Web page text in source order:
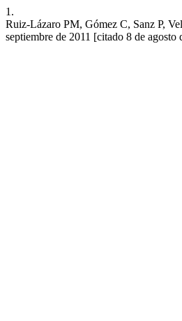
1.
Ruiz-Lázaro PM, Gómez C, Sanz P,
septiembre de 2011 [citado 8 de